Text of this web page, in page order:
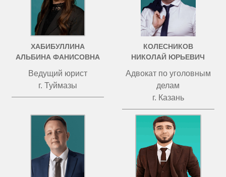
ХАБИБУЛЛИНА
АЛЬБИНА ФАНИСОВНА
Ведущий юрист
г. Туймазы
КОЛЕСНИКОВ
НИКОЛАЙ ЮРЬЕВИЧ
Адвокат по уголовным
делам
г. Казань